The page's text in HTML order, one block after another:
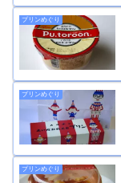
プリンめぐり
プリンめぐり
プリンめぐり